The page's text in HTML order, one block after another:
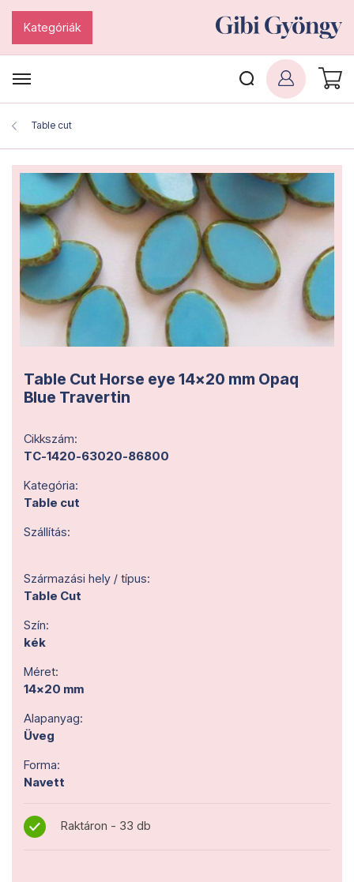
Kategóriák
Table cut
Table Cut Horse eye 14x20 mm Opaq
Blue Travertin
Cikkszám:
TC-1420-63020-86800
Kategória:
Table cut
Szállítás:
Származási hely / típus:
Table Cut
Szín:
kék
Méret:
14x20 mm
Alapanyag:
Üveg
Forma:
Navett
Raktáron - 33 db